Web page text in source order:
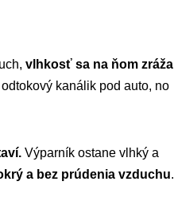
vlhkosť sa na ňom zráža
kanálik pod auto, no
Výparník ostane vlhký a
a bez prúdenia vzduchu.